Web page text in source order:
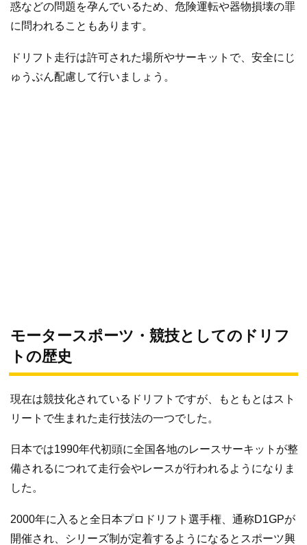
惑などの問題を孕んでいるため、危険運転や器物損壊の罪
に問われることもあります。
ドリフト走行は許可された場所やサーキットで、安全にじ
ゅうぶん配慮して行いましょう。
モータースポーツ・競技としてのドリフ
トの歴史
現在は競技化されているドリフトですが、もともとはスト
リートで生まれた走行技法の一つでした。
日本では1990年代初頭に全国各地のレースサーキットが整
備されるにつれて走行会やレースが行われるようになりま
した。
2000年に入ると全日本プロドリフト選手権、通称D1GPが
開催され、シリーズ制が定着するようになるとスポーツ興